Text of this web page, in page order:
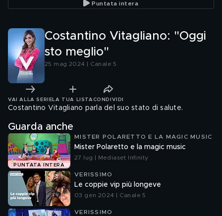
Puntata intera
Costantino Vitagliano: "Oggi
sto meglio"
25 mag 2024 | Canale 5
VAI ALLA SERIE LA TUA LISTA CONDIVIDI
Costantino Vitagliano parla del suo stato di salute.
Guarda anche
PUNTATA INTERA
MISTER POLARETTO E LA MAGIC MUSIC
Mister Polaretto e la magic music
27 lug | Mediaset Infinity
VERISSIMO
Le coppie vip più longeve
03 gen 2024 | Canale 5
VERISSIMO